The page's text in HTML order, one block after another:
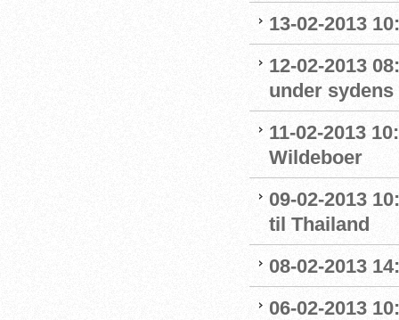
13-02-2013
12-02-2013
under sydens
11-02-2013
Wildeboer
09-02-2013
til Thailand
08-02-2013
06-02-2013